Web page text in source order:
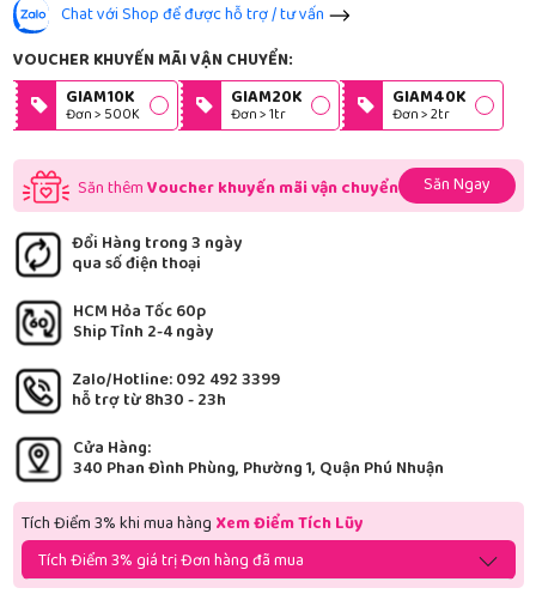
Chat với Shop để được hỗ trợ / tư vấn
VOUCHER KHUYẾN MÃI VẬN CHUYỂN:
GIAM10K
Đơn > 500K
GIAM20K
Đơn > 1tr
GIAM40K
Đơn > 2tr
Săn thêmVoucher khuyến mãi vận chuyển Săn Ngay
Đổi Hàng trong 3 ngày
qua số điện thoại
HCM Hỏa Tốc 60p
Ship Tỉnh 2-4 ngày
Zalo/Hotline: 092 492 3399
hỗ trợ từ 8h30 - 23h
Cửa Hàng:
340 Phan Đình Phùng, Phường 1, Quận Phú Nhuận
Tích Điểm 3% khi mua hàng Xem Điểm Tích Lũy
Tích Điểm 3% giá trị Đơn hàng đã mua